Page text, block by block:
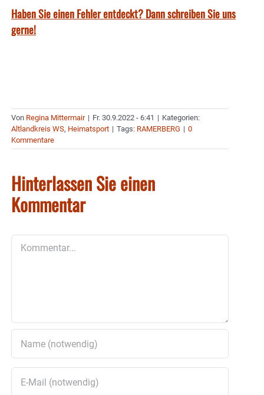
Haben Sie einen Fehler entdeckt? Dann schreiben Sie uns
gerne!
Von Regina Mittermair | Fr. 30.9.2022 - 6:41 | Kategorien:
Altlandkreis WS, Heimatsport | Tags: RAMERBERG | 0
Kommentare
Hinterlassen Sie einen
Kommentar